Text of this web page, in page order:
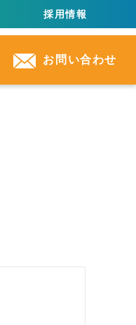
採用情報
お問い合わせ